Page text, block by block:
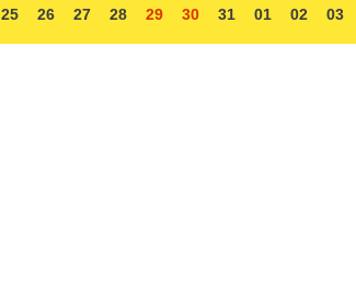
25 26 27 28 29 30 31 01 02 03